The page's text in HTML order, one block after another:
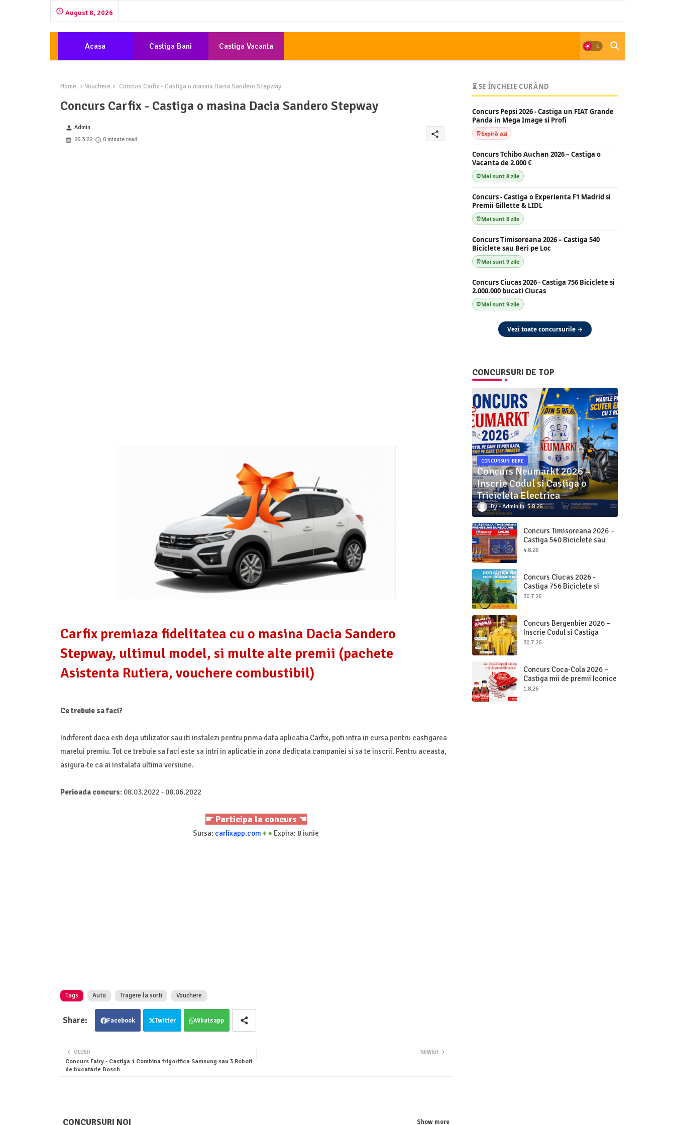
August 8, 2026
Acasa Castiga Bani Castiga Vacanta
Home Vouchere Concurs Carfix - Castiga o masina Dacia Sandero Stepway
Concurs Carfix - Castiga o masina Dacia Sandero Stepway
person Admin
26.3.22
0 minute read
share
Carfix premiaza fidelitatea cu o masina Dacia Sandero
Stepway, ultimul model, si multe alte premii (pachete
Asistenta Rutiera, vouchere combustibil)
Ce trebuie sa faci?
Indiferent daca esti deja utilizator sau iti instalezi pentru prima data aplicatia Carfix, poti intra in cursa pentru castigarea
marelui premiu. Tot ce trebuie sa faci este sa intri in aplicatie in zona dedicata campaniei si sa te inscrii. Pentru aceasta,
asigura-te ca ai instalata ultima versiune.
Perioada concurs: 08.03.2022 - 08.06.2022
☛ Participa la concurs ☚
Sursa: carfixapp.com ♦ ♦ Expira: 8 iunie
Tags Auto Tragere la sorti Vouchere
Facebook Twitter Whatsapp
NEWER
OLDER
Concurs Fairy - Castiga 1 Combina frigorifica Samsung sau 3 Roboti
de bucatarie Bosch
CONCURSURI NOI Show more
⏳ SE ÎNCHEIE CURÂND
Concurs Pepsi 2026 - Castiga un FIAT Grande
Panda in Mega Image si Profi
Expiră azi
Concurs Tchibo Auchan 2026 – Castiga o
Vacanta de 2.000 €
Mai sunt 8 zile
Concurs - Castiga o Experienta F1 Madrid si
Premii Gillette & LIDL
Mai sunt 8 zile
Concurs Timisoreana 2026 – Castiga 540
Biciclete sau Beri pe Loc
Mai sunt 9 zile
Concurs Ciucas 2026 - Castiga 756 Biciclete si
2.000.000 bucati Ciucas
Mai sunt 9 zile
Vezi toate concursurile →
CONCURSURI DE TOP
CONCURSURI BERE
Concurs Neumarkt 2026 –
Inscrie Codul si Castiga o
Tricicleta Electrica
Admin 5.8.26
Concurs Timisoreana 2026 –
Castiga 540 Biciclete sau
Beri pe Loc
4.8.26
Concurs Ciucas 2026 -
Castiga 756 Biciclete si
2.000.000 bucati Ciucas
30.7.26
Concurs Bergenbier 2026 –
Inscrie Codul si Castiga
Premii Originale
30.7.26
Concurs Coca-Cola 2026 –
Castiga mii de premii Iconice
1.8.26